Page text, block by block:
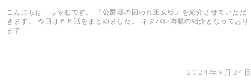
2024年9月24日
こんにちは、ちゃむです。 「公爵邸の囚われ王女様」を紹介させていただ
きます。 今回は５５話をまとめました。 ネタバレ満載の紹介となっており
ます …